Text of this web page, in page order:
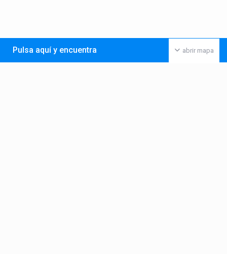
abrir mapa
Pulsa aquí y encuentra